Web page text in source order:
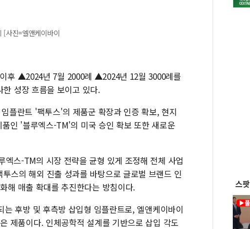
사진=엘앤케이바이
후 ▲2024년 7월 2000례 ▲2024년 12월 3000례를
성장 흐름을 보이고 있다.
플란트 '팩투스'의 제품군 확장과 인증 확보, 현지
인 '블루엑스-TM'의 미국 승인 확보 또한 새로운
스-TM의 시장 전략을 균형 있게 조정해 전체 사업
스의 해외 진출 성과를 바탕으로 글로벌 브랜드 인
해 매출 확대를 추진한다는 방침이다.
후방 및 후측방 삽입형 임플란트로, 엘앤케이바이
제품이다. 인체공학적 설계를 기반으로 삽입 각도
스팟